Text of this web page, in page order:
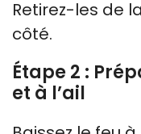
Retirez-les de
côté.
Étape 2 :
et à l’ail